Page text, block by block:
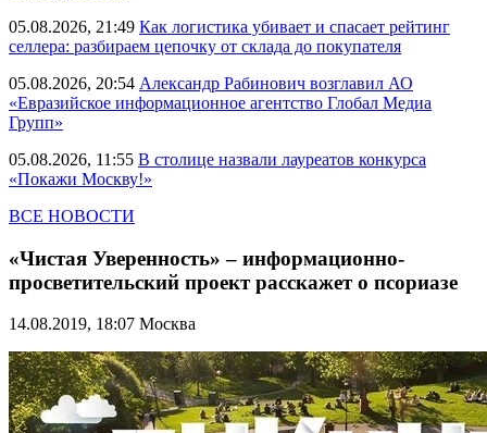
05.08.2026, 21:49 Как логистика убивает и спасает рейтинг
селлера: разбираем цепочку от склада до покупателя
05.08.2026, 20:54 Александр Рабинович возглавил АО
«Евразийское информационное агентство Глобал Медиа
Групп»
05.08.2026, 11:55 В столице назвали лауреатов конкурса
«Покажи Москву!»
ВСЕ НОВОСТИ
«Чистая Уверенность» – информационно-
просветительский проект расскажет о псориазе
14.08.2019, 18:07 Москва